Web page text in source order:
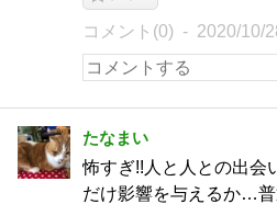
コメント(0) 2020/10/
たなまい
怖すぎ!!人と人との出会
だけ影響を与えるか…